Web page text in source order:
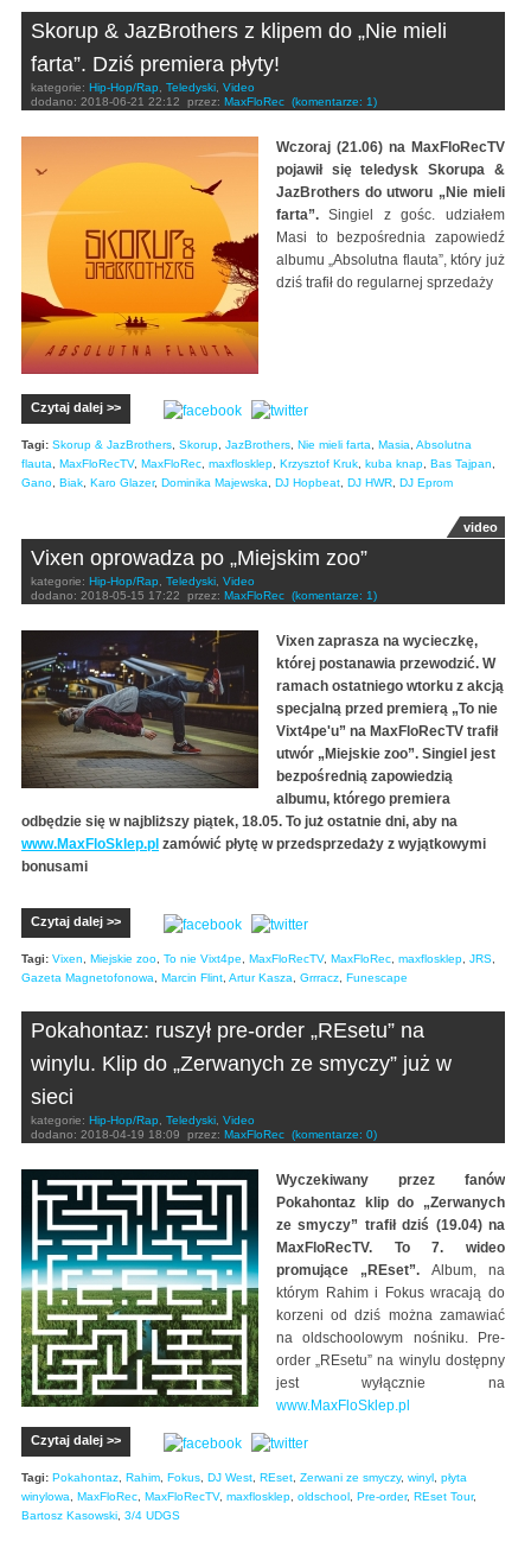
Skorup & JazBrothers z klipem do „Nie mieli
farta”. Dziś premiera płyty!
kategorie: Hip-Hop/Rap Teledyski Video
dodano: 2018-06-21 22:12 przez: MaxFloRec (komentarze: 1)
Wczoraj (21.06) na MaxFloRecTV
pojawił się teledysk Skorupa &
JazBrothers do utworu „Nie mieli
farta”.Singiel z gośc. udziałem
Masi to bezpośrednia zapowiedź
albumu „Absolutna flauta”, który już
dziś trafił do regularnej sprzedaży
Czytaj dalej >>
Tagi: Skorup & JazBrothers Skorup JazBrothers Nie mieli farta Masia Absolutna
flauta
MaxFloRecTV, MaxFloRec maxflosklep Krzysztof Kruk kuba knap Bas Tajpan
Gano Biak Karo Glazer, Dominika Majewska DJ Hopbeat DJ HWR DJ Eprom
video
Vixen oprowadza po „Miejskim zoo”
kategorie: Hip-Hop/Rap Teledyski Video
dodano: 2018-05-15 17:22 przez: MaxFloRec (komentarze: 1)
Vixen zaprasza na wycieczkę,
której postanawia przewodzić. W
ramach ostatniego wtorku z akcją
specjalną przed premierą „To nie
Vixt4pe'u” na MaxFloRecTV trafił
utwór „Miejskie zoo”. Singiel jest
bezpośrednią zapowiedzią
albumu, którego premiera
odbędzie się w najbliższy piątek, 18.05. To już ostatnie dni, aby na
www.MaxFloSklep.pl zamówić płytę w przedsprzedaży z wyjątkowymi
bonusami
Czytaj dalej >>
Tagi: Vixen Miejskie zoo To nie Vixt4pe MaxFloRecTV, MaxFloRec maxflosklep JRS
Gazeta Magnetofonowa
Marcin Flint Artur Kasza Grrracz Funescape
Pokahontaz: ruszył pre-order „REsetu” na
winylu. Klip do „Zerwanych ze smyczy” już w
sieci
kategorie: Hip-Hop/Rap Teledyski Video
dodano: 2018-04-19 18:09 przez: MaxFloRec (komentarze: 0)
Wyczekiwany przez fanów
Pokahontaz klip do „Zerwanych
ze smyczy” trafił dziś (19.04) na
MaxFloRecTV. To 7. wideo
promujące „REset”. Album, na
którym Rahim i Fokus wracają do
korzeni od dziś można zamawiać
na oldschoolowym nośniku. Pre-
order „REsetu” na winylu dostępny
jest wyłącznie na
www.MaxFloSklep.pl
Czytaj dalej >>
Tagi: Pokahontaz Rahim Fokus DJ West REset Zerwani ze smyczy, winyl płyta
winylowa
MaxFloRec MaxFloRecTV, maxflosklep oldschool Pre-order, REset Tour,
Bartosz Kasowski 3/4 UDGS